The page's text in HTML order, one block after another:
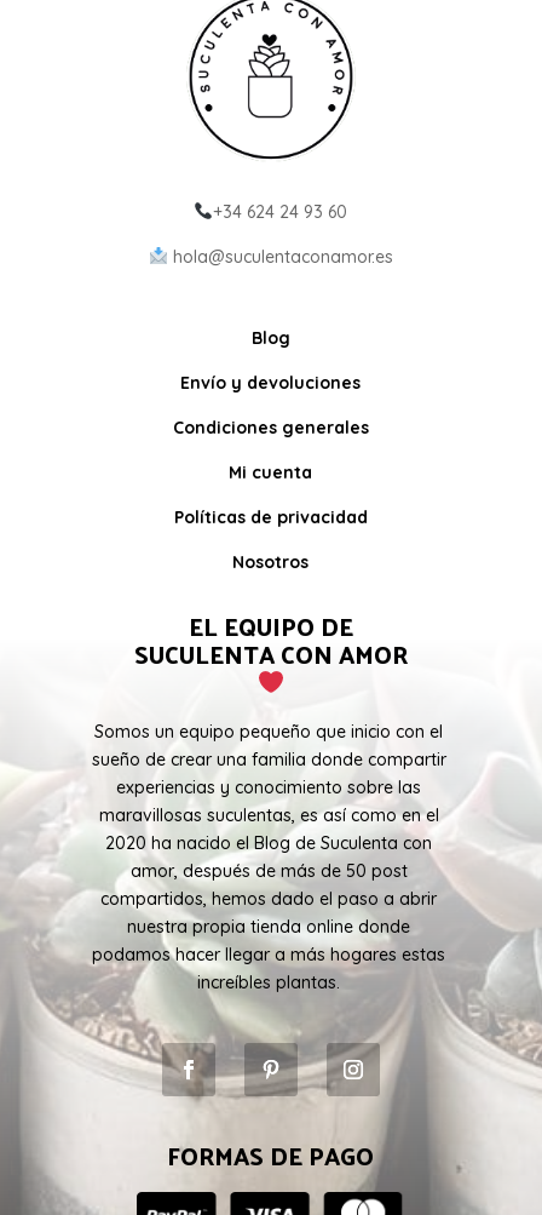
+34 624 24 93 60
hola@suculentaconamor.es
Blog
Envío y devoluciones
Condiciones generales
Mi cuenta
Políticas de privacidad
Nosotros
EL EQUIPO DE
SUCULENTA CON AMOR
Somos un equipo pequeño que inicio con el
sueño de crear una familia donde compartir
experiencias y conocimiento sobre las
maravillosas suculentas, es así como en el
2020 ha nacido el Blog de Suculenta con
amor, después de más de 50 post
compartidos, hemos dado el paso a abrir
nuestra propia tienda online donde
podamos hacer llegar a más hogares estas
increíbles plantas.
FORMAS DE PAGO